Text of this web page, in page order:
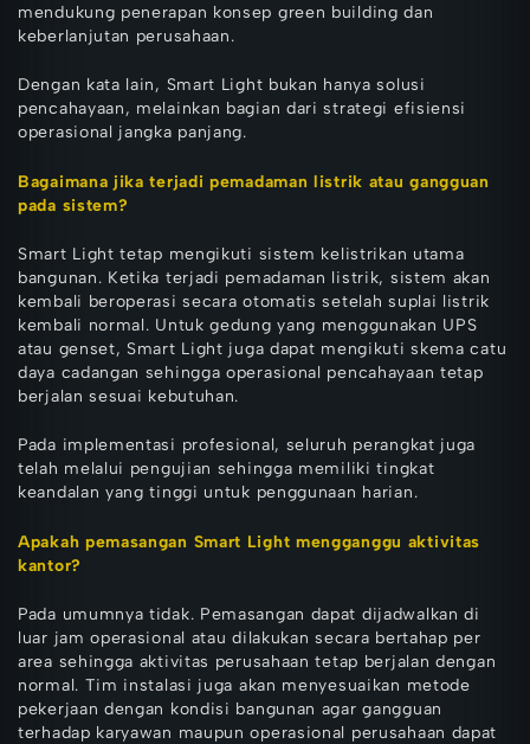
mendukung penerapan konsep green building dan
keberlanjutan perusahaan.
Dengan kata lain, Smart Light bukan hanya solusi
pencahayaan, melainkan bagian dari strategi efisiensi
operasional jangka panjang.
Bagaimana jika terjadi pemadaman listrik atau gangguan
pada sistem?
Smart Light tetap mengikuti sistem kelistrikan utama
bangunan. Ketika terjadi pemadaman listrik, sistem akan
kembali beroperasi secara otomatis setelah suplai listrik
kembali normal. Untuk gedung yang menggunakan UPS
atau genset, Smart Light juga dapat mengikuti skema catu
daya cadangan sehingga operasional pencahayaan tetap
berjalan sesuai kebutuhan.
Pada implementasi profesional, seluruh perangkat juga
telah melalui pengujian sehingga memiliki tingkat
keandalan yang tinggi untuk penggunaan harian.
Apakah pemasangan Smart Light mengganggu aktivitas
kantor?
Pada umumnya tidak. Pemasangan dapat dijadwalkan di
luar jam operasional atau dilakukan secara bertahap per
area sehingga aktivitas perusahaan tetap berjalan dengan
normal. Tim instalasi juga akan menyesuaikan metode
pekerjaan dengan kondisi bangunan agar gangguan
terhadap karyawan maupun operasional perusahaan dapat